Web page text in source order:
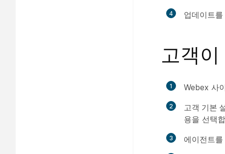
4 업데이트
고객
1 Webex 사
2 고객 기본
용을 선택
3 에이전트